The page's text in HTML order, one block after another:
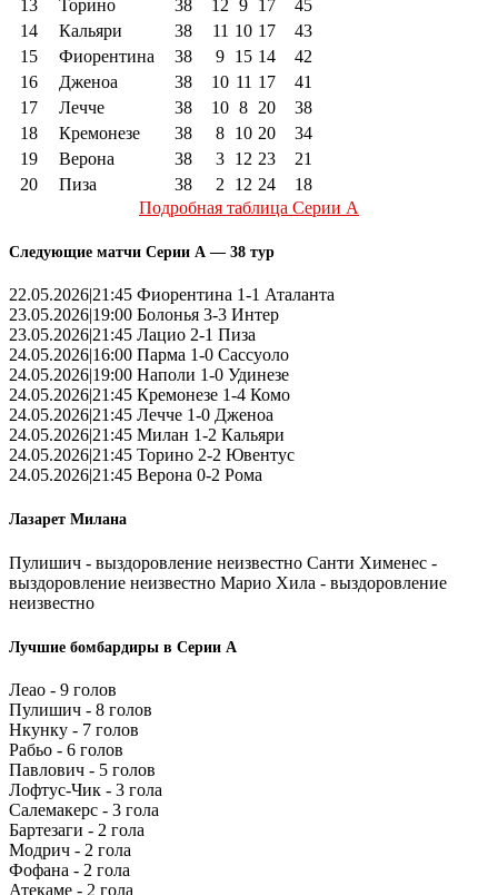
13
Торино 38 12 9 17
45
14
Кальяри 38 11 10 17
43
15
Фиорентина 38 9 15 14
42
16
Дженоа 38 10 11 17
41
17
Лечче 38 10 8 20
38
18
Кремонезе 38 8 10 20
34
19
Верона 38 3 12 23
21
20
Пиза 38 2 12 24
18
Подробная таблица Серии А
Следующие матчи Серии А — 38 тур
22.05.2026|21:45 Фиорентина 1-1 Аталанта
23.05.2026|19:00 Болонья 3-3 Интер
23.05.2026|21:45 Лацио 2-1 Пиза
24.05.2026|16:00 Парма 1-0 Сассуоло
24.05.2026|19:00 Наполи 1-0 Удинезе
24.05.2026|21:45 Кремонезе 1-4 Комо
24.05.2026|21:45 Лечче 1-0 Дженоа
24.05.2026|21:45 Милан 1-2 Кальяри
24.05.2026|21:45 Торино 2-2 Ювентус
24.05.2026|21:45 Верона 0-2 Рома
Лазарет Милана
Пулишич - выздоровление неизвестно Санти Хименес -
выздоровление неизвестно Марио Хила - выздоровление
неизвестно
Лучшие бомбардиры в Серии А
Леао - 9 голов
Пулишич - 8 голов
Нкунку - 7 голов
Рабьо - 6 голов
Павлович - 5 голов
Лофтус-Чик - 3 гола
Салемакерс - 3 гола
Бартезаги - 2 гола
Модрич - 2 гола
Фофана - 2 гола
Атекаме - 2 гола